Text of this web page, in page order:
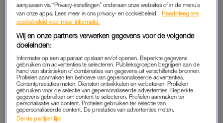
“Ik heb alleen aangegeven wat ik wil en misschien is dat
opdringerig geweest of niet, dat is voor mij nog steeds een
vraagteken. Maar ik had zoiets van: prima dat je met je
vrienden afspreekt, alleen wij zijn wel met een proces bezig,
een programma. Waarin je elkaar moet leren kennen. En of we
verder willen met elkaar. En daar is het ergens op
misgelopen.”
Lees ook
Danny klaagt steen en been en laatste koppel bekendgemaakt
aanpassen via “Privacy-instellingen” onderaan onze websites of in de menu’s
van onze apps. Lees meer in ons privacy- en cookiebeleid.
Raadpleeg ons
cookiebeleid voor meer informatie.
Wij en onze partners verwerken gegevens voor de volgende
doeleinden:
Informatie op een apparaat opslaan en/of openen. Beperkte gegevens
gebruiken om advertenties te selecteren. Publieksgroepen begrijpen aan de
hand van statistieken of combinaties van gegevens uit verschillende bronnen.
Profielen aanmaken ten behoeve van gepersonaliseerde advertenties.
Contentprestaties meten. Diensten ontwikkelen en verbeteren. Profielen
gebruiken voor de selectie van gepersonaliseerde advertenties. Beperkte
gegevens gebruiken om content te selecteren. Profielen aanmaken ter
personalisatie van content. Profielen gebruiken ter selectie van
gepersonaliseerde content. De prestaties van advertenties meten.
Derde partijen lijst